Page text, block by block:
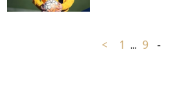
< 1 ... 9 -